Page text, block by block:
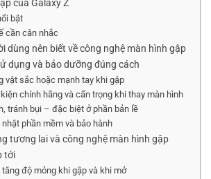
của Galaxy Z
bật
cần cân nhắc
dùng nên biết về công nghệ màn hình gập
dụng và bảo dưỡng đúng cách
vật sắc hoặc mạnh tay khi gập
chính hãng và cẩn trọng khi thay màn hình
tránh bụi – đặc biệt ở phần bản lề
phần mềm và bảo hành
tương lai và công nghệ màn hình gập
tới
tăng độ mỏng khi gập và khi mở